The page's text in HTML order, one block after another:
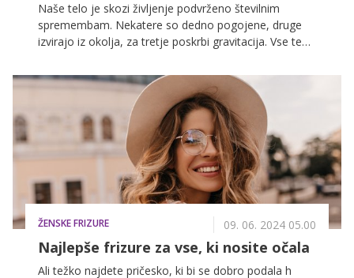
Naše telo je skozi življenje podvrženo številnim
spremembam. Nekatere so dedno pogojene, druge
izvirajo iz okolja, za tretje poskrbi gravitacija. Vse te
največji organ in zaščitni plašč našega organizma.
Čeprav se zavedamo, da vsaka sled nosi neko
zgodbo, znajo te sledi močno načeti našo
samozavest. Še posebej to velja za strije, ki so
pogost razlog, da poleti skrivamo svoje telo za
enodelnimi kopalkami in dolgimi hlačnicami ter rokavi.
Čas je, da temu naredimo konec!
ŽENSKE FRIZURE 09. 06. 2024 05.00
Najlepše frizure za vse, ki nosite očala
Ali težko najdete pričesko, ki bi se dobro podala h